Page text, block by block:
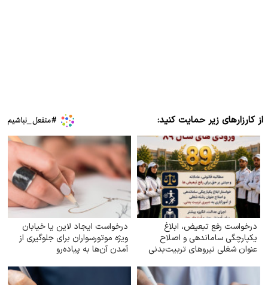
از کارزارهای زیر حمایت کنید:
درخواست رفع تبعیض، ابلاغ
یکپارچگی ساماندهی و اصلاح
عنوان شغلی نیروهای تربیت‌بدنی
حقوقی به اعتراضات مرتبط
درخواست ایجاد لاین یا خیابان
ویژه موتورسواران برای جلوگیری از
آمدن آن‌ها به پیاده‌رو